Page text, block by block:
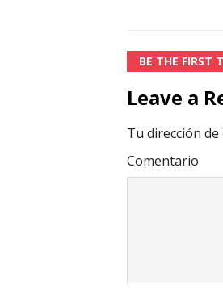
BE THE FIRST
Leave a
Tu dirección
Comentario